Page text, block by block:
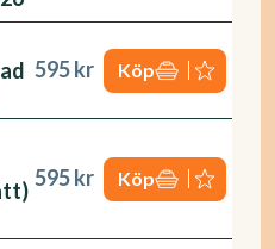
595 kr Köp
595 kr Köp